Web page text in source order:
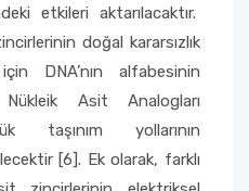
etkileri aktarılacaktır.
doğal kararsızlık
için DNA’nın alfabesinin
Asit Analogları
taşınım yollarının
[6]. Ek olarak, farklı